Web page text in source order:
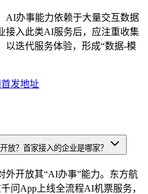
AI办事能力依赖于大量交互数据
接入此类AI服务后，应注重收集
以迭代服务体验，形成“数据-模
发地址
放？首家接入的企业是哪家？
外开放其“AI办事”能力。东方航
问App上线全流程AI机票服务，